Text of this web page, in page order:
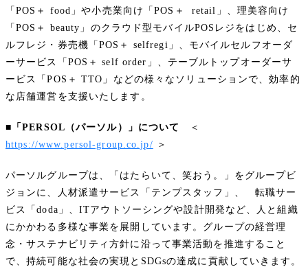
「POS＋ food」や小売業向け「POS＋ retail」、理美容向け
「POS＋ beauty」のクラウド型モバイルPOSレジをはじめ、セ
ルフレジ・券売機「POS＋ selfregi」、モバイルセルフオーダ
ーサービス「POS＋ self order」、テーブルトップオーダーサ
ービス「POS＋ TTO」などの様々なソリューションで、効率的
な店舗運営を支援いたします。
■「PERSOL（パーソル）」について
＜
https://www.persol-group.co.jp/ ＞
パーソルグループは、「はたらいて、笑おう。」をグループビ
ジョンに、人材派遣サービス「テンプスタッフ」、 転職サー
ビス「doda」、ITアウトソーシングや設計開発など、人と組織
にかかわる多様な事業を展開しています。グループの経営理
念・サステナビリティ方針に沿って事業活動を推進すること
で、持続可能な社会の実現とSDGsの達成に貢献していきます。